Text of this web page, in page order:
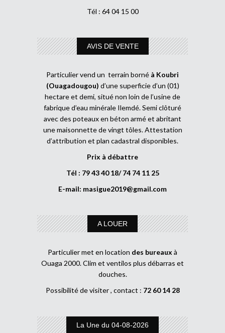
Tél : 64 04 15 00
AVIS DE VENTE
Particulier vend un terrain borné à Koubri
(Ouagadougou) d’une superficie d’un (01)
hectare et demi, situé non loin de l’usine de
fabrique d’eau minérale Ilemdé. Semi clôturé
avec des poteaux en béton armé et abritant
une maisonnette de vingt tôles. Attestation
d’attribution et plan cadastral disponibles.
Prix à débattre
Tél : 79 43 40 18/ 74 74 11 25
E-mail: masigue2019@gmail.com
A LOUER
Particulier met en location des bureaux à
Ouaga 2000. Clim et ventilos plus débarras et
douches.
Possibilité de visiter , contact : 72 60 14 28
La Une du 04-08-2026